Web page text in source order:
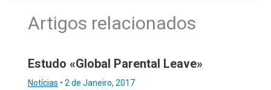
Artigos relacionados
Estudo «Global Parental Leave»
Notícias • 2 de Janeiro, 2017